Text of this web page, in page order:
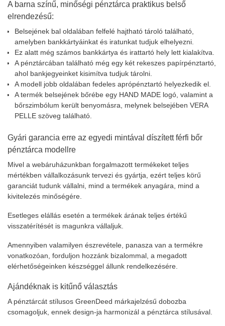
A barna színű, minőségi pénztárca praktikus belső
elrendezésű:
Belsejének bal oldalában felfelé hajtható tároló található,
amelyben bankkártyáinkat és iratunkat tudjuk elhelyezni.
Ez alatt még számos bankkártya és irattartó hely lett kialakítva.
A pénztárcában található még egy két rekeszes papírpénztartó,
ahol bankjegyeinket kisimítva tudjuk tárolni.
A modell jobb oldalában fedeles aprópénztartó helyezkedik el.
A termék belsejének bőrébe egy HAND MADE logó, valamint a
bőrszimbólum került benyomásra, melynek belsejében VERA
PELLE szöveg található.
Gyári garancia erre az egyedi mintával díszített férfi bőr
pénztárca modellre
Mivel a webáruházunkban forgalmazott termékeket teljes
mértékben vállalkozásunk tervezi és gyártja, ezért teljes körű
garanciát tudunk vállalni, mind a termékek anyagára, mind a
kivitelezés minőségére.
Esetleges elállás esetén a termékek árának teljes értékű
visszatérítését is magunkra vállaljuk.
Amennyiben valamilyen észrevétele, panasza van a termékre
vonatkozóan, forduljon hozzánk bizalommal, a megadott
elérhetőségeinken készséggel állunk rendelkezésére.
Ajándéknak is kitűnő választás
A pénztárcát stílusos GreenDeed márkajelzésű dobozba
csomagoljuk, ennek design-ja harmonizál a pénztárca stílusával.